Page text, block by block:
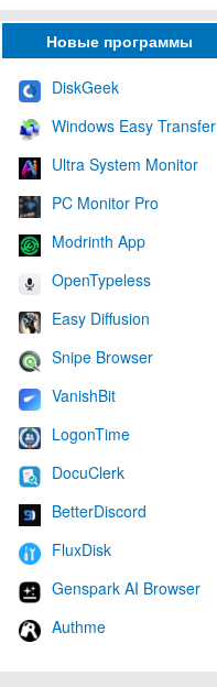
Новые программы
DiskGeek
Windows Easy Transfer
Ultra System Monitor
PC Monitor Pro
Modrinth App
OpenTypeless
Easy Diffusion
Snipe Browser
VanishBit
LogonTime
DocuClerk
BetterDiscord
FluxDisk
Genspark AI Browser
Authme